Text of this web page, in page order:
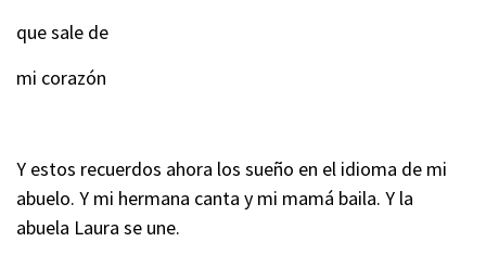
que sale de
mi corazón
Y estos recuerdos ahora los sueño en el idioma de mi
abuelo. Y mi hermana canta y mi mamá baila. Y la
abuela Laura se une.